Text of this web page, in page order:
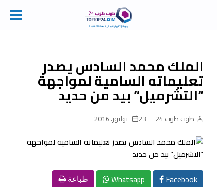
contentالملك محمد السادس يصدر
تعليماته السامية لمواجهة
“التشرميل” بيد من حديد
طوب طوب 24 23 يوليوز، 2016
Facebook
Whatsapp طباعة